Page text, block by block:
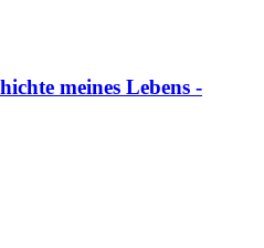
meines Lebens -